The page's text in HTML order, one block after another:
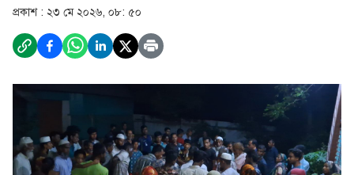
প্রকাশ : ২৩ মে ২০২৬, ০৮: ৫০